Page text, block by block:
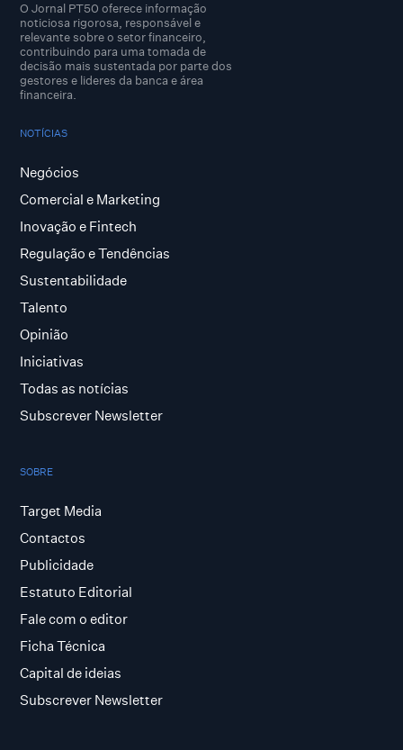
O Jornal PT50 oferece informação
noticiosa rigorosa, responsável e
relevante sobre o setor financeiro,
contribuindo para uma tomada de
decisão mais sustentada por parte dos
gestores e lideres da banca e área
financeira.
NOTÍCIAS
Negócios
Comercial e Marketing
Inovação e Fintech
Regulação e Tendências
Sustentabilidade
Talento
Opinião
Iniciativas
Todas as notícias
Subscrever Newsletter
SOBRE
Target Media
Contactos
Publicidade
Estatuto Editorial
Fale com o editor
Ficha Técnica
Capital de ideias
Subscrever Newsletter